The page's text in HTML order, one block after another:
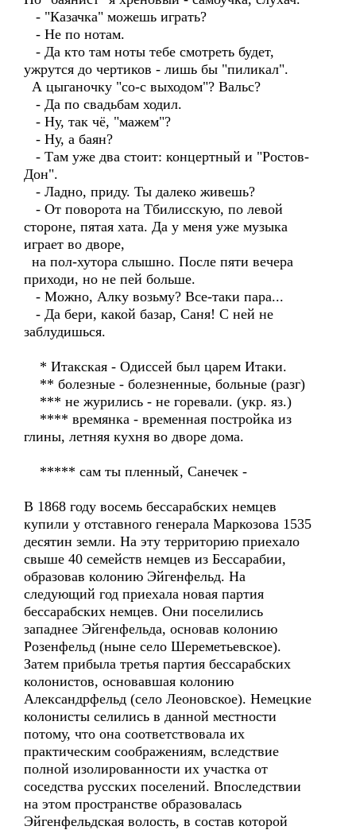
- "Казачка" можешь играть?
- Не по нотам.
- Да кто там ноты тебе смотреть будет,
ужрутся до чертиков - лишь бы "пиликал".
А цыганочку "со-с выходом"? Вальс?
- Да по свадьбам ходил.
- Ну, так чё, "мажем"?
- Ну, а баян?
- Там уже два стоит: концертный и "Ростов-
Дон".
- Ладно, приду. Ты далеко живешь?
- От поворота на Тбилисскую, по левой
стороне, пятая хата. Да у меня уже музыка
играет во дворе,
на пол-хутора слышно. После пяти вечера
приходи, но не пей больше.
- Можно, Алку возьму? Все-таки пара...
- Да бери, какой базар, Саня! С ней не
заблудишься.
* Итакская - Одиссей был царем Итаки.
** болезные - болезненные, больные (разг)
*** не журились - не горевали. (укр. яз.)
**** времянка - временная постройка из
глины, летняя кухня во дворе дома.
***** сам ты пленный, Санечек -
В 1868 году восемь бессарабских немцев
купили у отставного генерала Маркозова 1535
десятин земли. На эту территорию приехало
свыше 40 семейств немцев из Бессарабии,
образовав колонию Эйгенфельд. На
следующий год приехала новая партия
бессарабских немцев. Они поселились
западнее Эйгенфельда, основав колонию
Розенфельд (ныне село Шереметьевское).
Затем прибыла третья партия бессарабских
колонистов, основавшая колонию
Александрфельд (село Леоновское). Немецкие
колонисты селились в данной местности
потому, что она соответствовала их
практическим соображениям, вследствие
полной изолированности их участка от
соседства русских поселений. Впоследствии
на этом пространстве образовалась
Эйгенфельдская волость, в состав которой